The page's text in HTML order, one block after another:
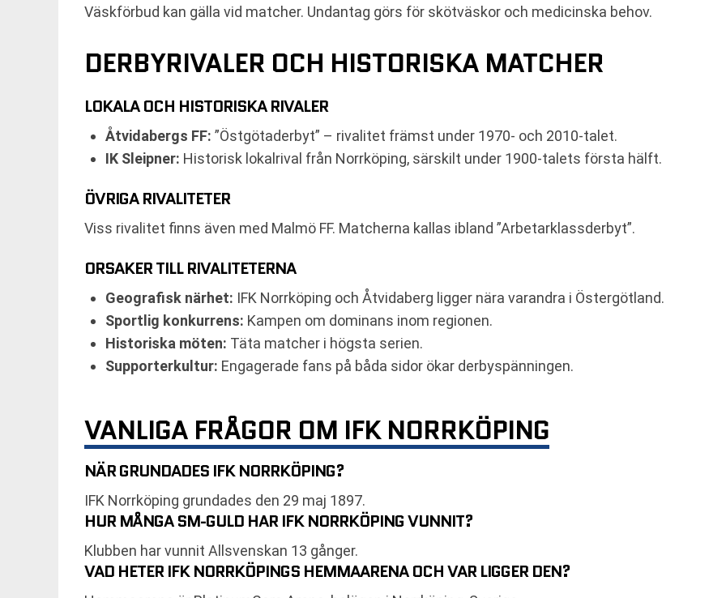
Väskförbud kan gälla vid matcher. Undantag görs för skötväskor och medicinska behov.
DERBYRIVALER OCH HISTORISKA MATCHER
LOKALA OCH HISTORISKA RIVALER
Åtvidabergs FF: ”Östgötaderbyt” – rivalitet främst under 1970- och 2010-talet.
IK Sleipner: Historisk lokalrival från Norrköping, särskilt under 1900-talets första hälft.
ÖVRIGA RIVALITETER
Viss rivalitet finns även med Malmö FF. Matcherna kallas ibland ”Arbetarklassderbyt”.
ORSAKER TILL RIVALITETERNA
Geografisk närhet: IFK Norrköping och Åtvidaberg ligger nära varandra i Östergötland.
Sportlig konkurrens: Kampen om dominans inom regionen.
Historiska möten: Täta matcher i högsta serien.
Supporterkultur: Engagerade fans på båda sidor ökar derbyspänningen.
VANLIGA FRÅGOR OM IFK NORRKÖPING
NÄR GRUNDADES IFK NORRKÖPING?
IFK Norrköping grundades den 29 maj 1897.
HUR MÅNGA SM-GULD HAR IFK NORRKÖPING VUNNIT?
Klubben har vunnit Allsvenskan 13 gånger.
VAD HETER IFK NORRKÖPINGS HEMMAARENA OCH VAR LIGGER DEN?